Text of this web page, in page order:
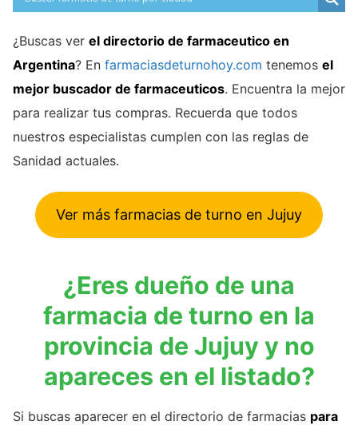
¿Buscas ver el directorio de farmaceutico en
Argentina? En farmaciasdeturnohoy.com tenemos el
mejor buscador de farmaceuticos. Encuentra la mejor
para realizar tus compras. Recuerda que todos
nuestros especialistas cumplen con las reglas de
Sanidad actuales.
Ver más farmacias de turno en Jujuy
¿Eres dueño de una
farmacia de turno en la
provincia de Jujuy y no
apareces en el listado?
Si buscas aparecer en el directorio de farmacias para